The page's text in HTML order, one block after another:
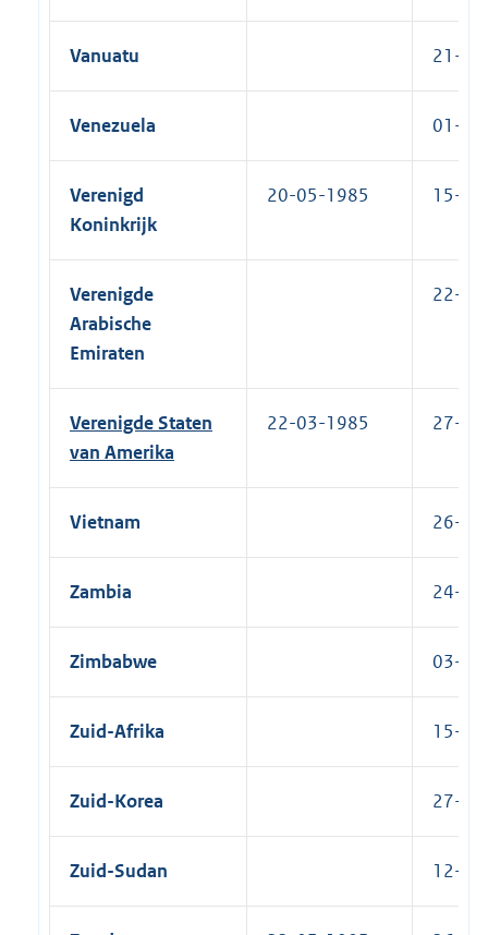
Vanuatu 21-
Venezuela 01-
Verenigd
Koninkrijk
20-05-1985 15-
Verenigde
Arabische
Emiraten
22-
Verenigde Staten
van Amerika
22-03-1985 27-
Vietnam 26-
Zambia 24-
Zimbabwe 03-
Zuid-Afrika 15-
Zuid-Korea 27-
Zuid-Sudan 12-